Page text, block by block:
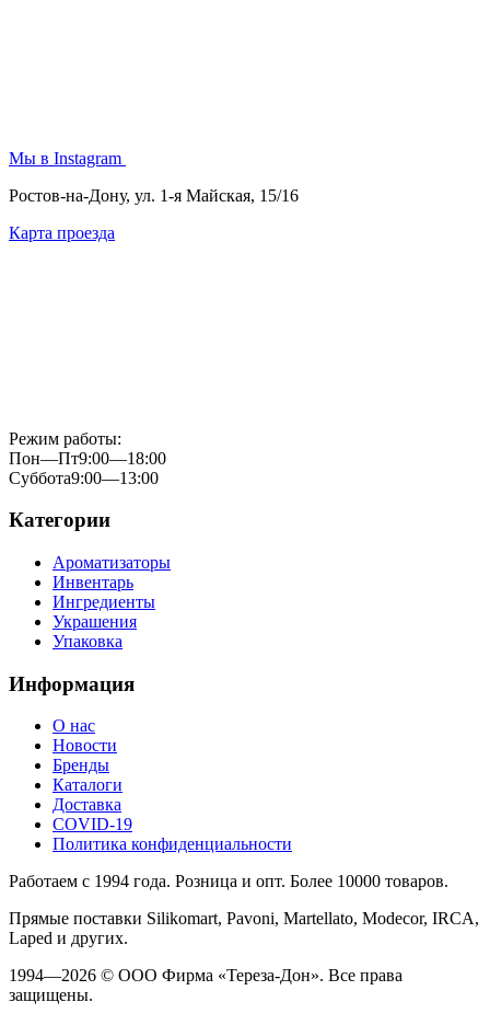
Мы в Instagram
Ростов-на-Дону, ул. 1-я Майская, 15/16
Карта проезда
Режим работы:
Пон—Пт9:00—18:00
Суббота9:00—13:00
Категории
Ароматизаторы
Инвентарь
Ингредиенты
Украшения
Упаковка
Информация
О нас
Новости
Бренды
Каталоги
Доставка
COVID-19
Политика конфиденциальности
Работаем с 1994 года. Розница и опт. Более 10000 товаров.
Прямые поставки Silikomart, Pavoni, Martellato, Modecor, IRCA,
Laped и других.
1994—2026 © ООО Фирма «Тереза-Дон». Все права
защищены.